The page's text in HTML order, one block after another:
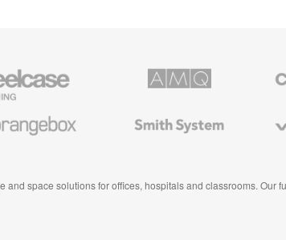
System
space solutions for offices, hospitals and classrooms.